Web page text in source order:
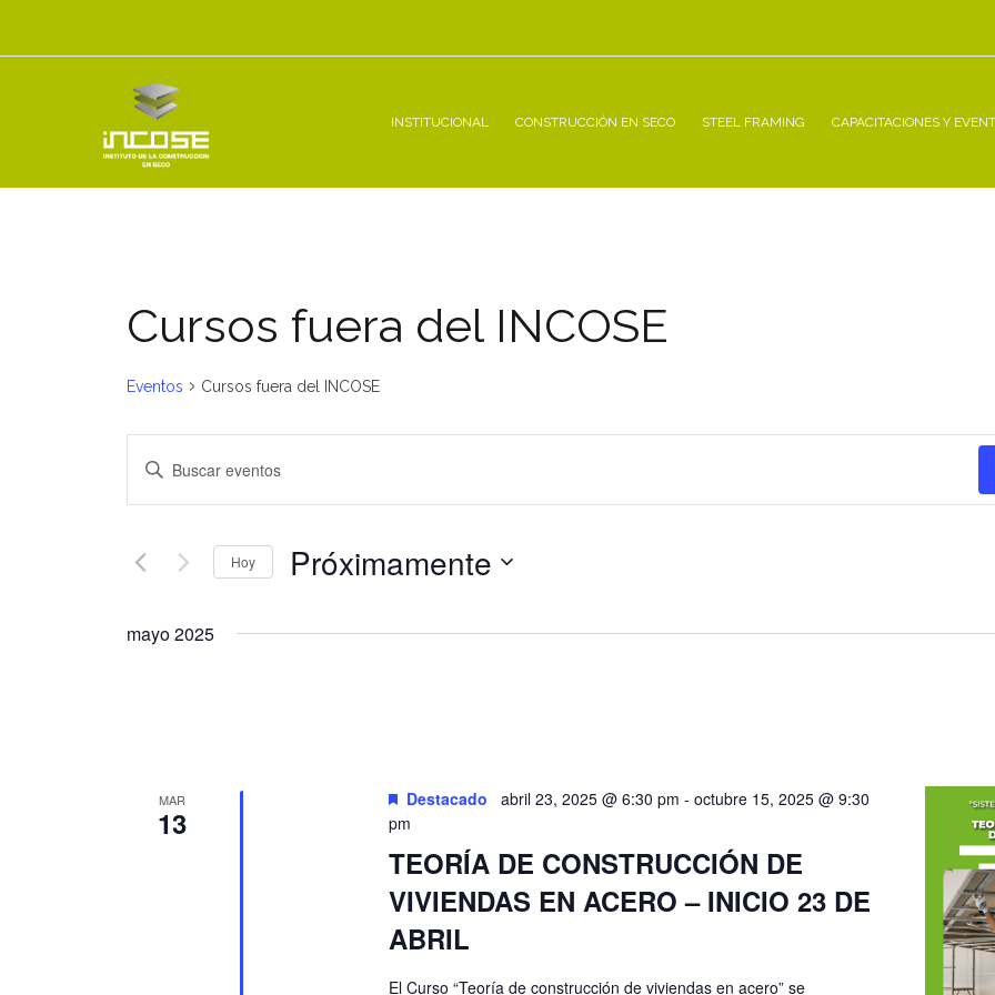
INSTITUCIONAL CONSTRUCCIÓN EN SECO STEEL FRAMING CAPACITACIONES Y
Cursos fuera del INCOSE
Eventos Cursos fuera del INCOSE
Navegación
de
búsqueda
vistas
Introduce
clave.
para
Hoy Próximamente
mayo 2025
MAR
13
Destacado abril 23, 2025 @ 6:30 pm -octubre 15, 2025 @ 9:30
pm
TEORÍA DE CONSTRUCCIÓN DE
VIVIENDAS EN ACERO – INICIO 23 DE
ABRIL
El Curso “Teoría de construcción de viviendas en acero” se